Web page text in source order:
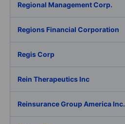
Regional Management Corp.
Regions Financial Corporation
Regis Corp
Rein Therapeutics Inc
Reinsurance Group America Inc.